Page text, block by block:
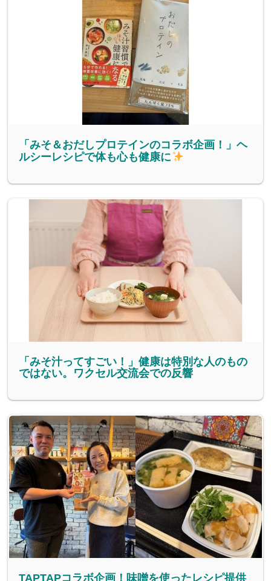
「みそ＆おだしプロテインのコラボ企画！」ヘ
ルシーレシピで体も心も健康に
「みそ汁ってすごい！」健康は特別な人のもの
ではない。ワクセル交流会での反響
TAPTAPコラボ企画！味噌を使ったレシピ提供